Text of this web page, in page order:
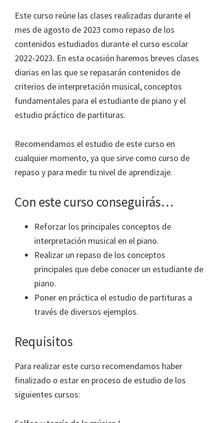
Este curso reúne las clases realizadas durante el
mes de agosto de 2023 como repaso de los
contenidos estudiados durante el curso escolar
2022-2023. En esta ocasión haremos breves clases
diarias en las que se repasarán contenidos de
criterios de interpretación musical, conceptos
fundamentales para el estudiante de piano y el
estudio práctico de partituras.
Recomendamos el estudio de este curso en
cualquier momento, ya que sirve como curso de
repaso y para medir tu nivel de aprendizaje.
Con este curso conseguirás…
Reforzar los principales conceptos de
interpretación musical en el piano.
Realizar un repaso de los conceptos
principales que debe conocer un estudiante de
piano.
Poner en práctica el estudio de partituras a
través de diversos ejemplos.
Requisitos
Para realizar este curso recomendamos haber
finalizado o estar en proceso de estudio de los
siguientes cursos: